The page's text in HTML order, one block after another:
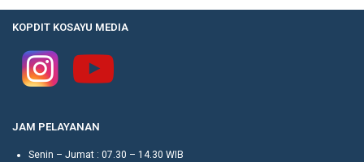
KOPDIT KOSAYU MEDIA
JAM PELAYANAN
Senin – Jumat : 07.30 – 14.30 WIB